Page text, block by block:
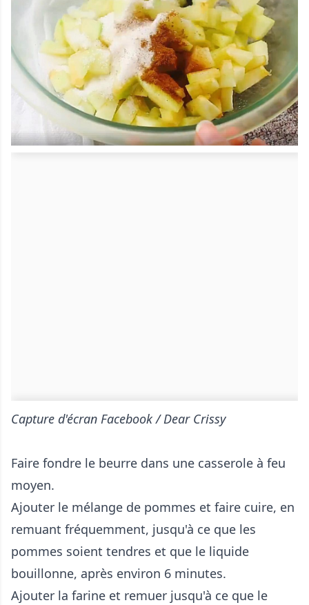
Capture d'écran Facebook / Dear Crissy
Faire fondre le beurre dans une casserole à feu
moyen.
Ajouter le mélange de pommes et faire cuire, en
remuant fréquemment, jusqu'à ce que les
pommes soient tendres et que le liquide
bouillonne, après environ 6 minutes.
Ajouter la farine et remuer jusqu'à ce que le